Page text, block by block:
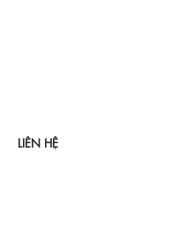
LIÊN HỆ